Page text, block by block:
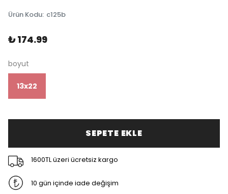
Ürün Kodu: c125b
₺ 174.99
boyut
13x22
SEPETE EKLE
1600TL üzeri ücretsiz kargo
10 gün içinde iade değişim